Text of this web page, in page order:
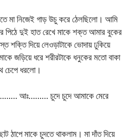
মা নিজেই গাড় উচু করে ঠেলছিলো। আমি
পিঠে দুই হাত রেখে মাকে শক্ত আমার বুকের
শক্তি দিয়ে লেওড়াটাকে ভোদায় ঢুকিয়ে
জড়িয়ে ধরে শরীরটাকে ধনুকের মতো বাকা
চেপে ধরলো।
আঃ……… চুদে চুদে আমাকে মেরে
ঠাপে মাকে চুদতে থাকলাম। মা দাঁত দিয়ে